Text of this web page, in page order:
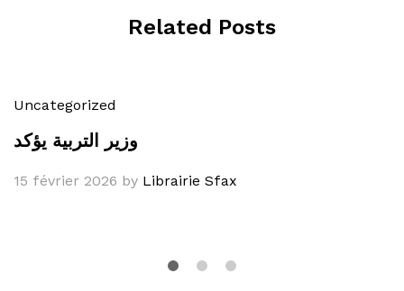
Related Posts
Uncategorized
وزير التربية يؤكد
15 février 2026 by Librairie Sfax